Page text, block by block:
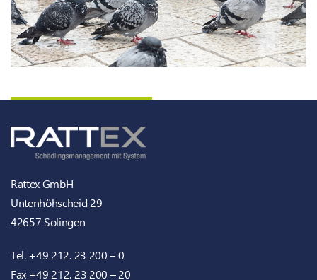
Rattex GmbH
Untenhöhscheid 29
42657 Solingen
Tel.+49 212. 23 200 – 0
Fax +49 212. 23 200 – 20